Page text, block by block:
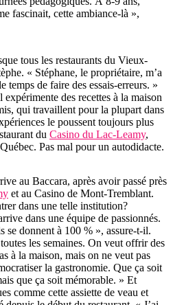
fascinait, cette ambiance-là »,
tous les restaurants du Vieux-
« Stéphane, le propriétaire, m’a
temps de faire des essais-erreurs. »
des recettes à la maison
qui travaillent pour la plupart dans
le poussent toujours plus
du Casino du Lac-Leamy,
Pas mal pour un autodidacte.
au Baccara, après avoir passé près
et au Casino de Mont-Tremblant.
dans une telle institution?
dans une équipe de passionnés.
donnent à 100 % », assure-t-il.
les semaines. On veut offrir des
à la maison, mais on ne veut pas
la gastronomie. Que ça soit
que ça soit mémorable. » Et
comme cette assiette de veau et